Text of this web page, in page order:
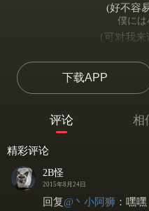
(好不容
僕には
（可对我
（虽
捨て
（也只
（一直都十
捨て
下载APP
评论 相
精彩评论
2B怪
2015年8月24日
回复@ 丶小阿狮 ： 嘿